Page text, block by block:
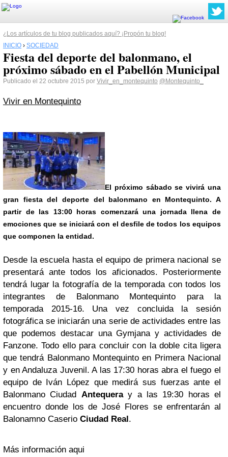
¿Los artículos de tu blog publicados aquí? ¡Propón tu blog!
INICIO › SOCIEDAD
Fiesta del deporte del balonmano, el
próximo sábado en el Pabellón Municipal
Publicado el 22 octubre 2015 por Vivir_en_montequinto @Montequinto_
Vivir en Montequinto
El próximo sábado se vivirá una
gran fiesta del deporte del balonmano en Montequinto. A
partir de las 13:00 horas comenzará una jornada llena de
emociones que se iniciará con el desfile de todos los equipos
que componen la entidad.
Desde la escuela hasta el equipo de primera nacional se
presentará ante todos los aficionados. Posteriormente
tendrá lugar la fotografía de la temporada con todos los
integrantes de Balonmano Montequinto para la
temporada 2015-16. Una vez concluida la sesión
fotográfica se iniciarán una serie de actividades entre las
que podemos destacar una Gymjana y actividades de
Fanzone. Todo ello para concluir con la doble cita ligera
que tendrá Balonmano Montequinto en Primera Nacional
y en Andaluza Juvenil. A las 17:30 horas abra el fuego el
equipo de Iván López que medirá sus fuerzas ante el
Balonmano Ciudad Antequeray a las 19:30 horas el
encuentro donde los de José Flores se enfrentarán al
Balonamno Caserio Ciudad Real.
Más información aqui